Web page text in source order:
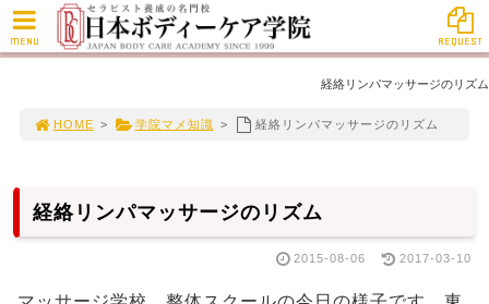
経絡リンパマッサージのリズム
HOME > 学院マメ知識 > 経絡リンパマッサージのリズム
経絡リンパマッサージのリズム
2015-08-06 2017-03-10
MENU REQUEST